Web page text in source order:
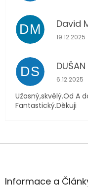
DM David
19.12.2025
DS
6.12.2025
Užasný,skvělý.Od A
Fantastický.Děkuji
Z
aInformace a